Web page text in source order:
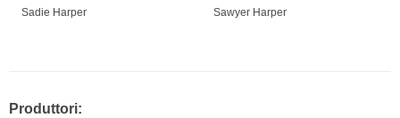
Sadie Harper Sawyer Harper
Produttori: